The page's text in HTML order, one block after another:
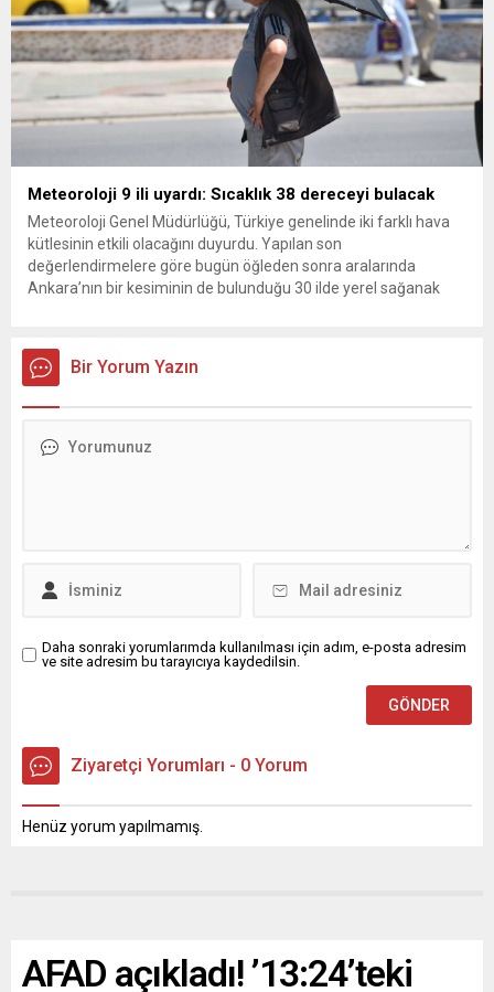
Meteoroloji 9 ili uyardı: Sıcaklık 38 dereceyi bulacak
Meteoroloji Genel Müdürlüğü, Türkiye genelinde iki farklı hava
kütlesinin etkili olacağını duyurdu. Yapılan son
değerlendirmelere göre bugün öğleden sonra aralarında
Ankara’nın bir kesiminin de bulunduğu 30 ilde yerel sağanak
üzerine çıkarak yaz değerlerine ulaşacak. Ayrıca...
Bir Yorum Yazın
Daha sonraki yorumlarımda kullanılması için adım, e-posta adresim
ve site adresim bu tarayıcıya kaydedilsin.
Ziyaretçi Yorumları - 0 Yorum
Henüz yorum yapılmamış.
AFAD açıkladı! ’13:24’teki